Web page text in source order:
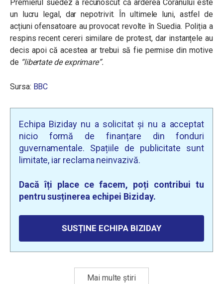
Premierul suedez a recunoscut că arderea Coranului este
un lucru legal, dar nepotrivit. În ultimele luni, astfel de
acțiuni ofensatoare au provocat revolte în Suedia. Poliția a
respins recent cereri similare de protest, dar instanțele au
decis apoi că acestea ar trebui să fie permise din motive
de “libertate de exprimare”.
Sursa: BBC
Echipa Biziday nu a solicitat și nu a acceptat
nicio formă de finanțare din fonduri
guvernamentale. Spațiile de publicitate sunt
limitate, iar reclama neinvazivă.
Dacă îți place ce facem, poți contribui tu
pentru susținerea echipei Biziday.
SUSȚINE ECHIPA BIZIDAY
Mai multe știri